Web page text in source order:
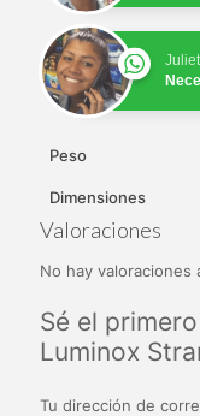
Peso
Dimensiones
Valoraciones
No hay valoraciones
Sé el
Luminox
Tu dirección de